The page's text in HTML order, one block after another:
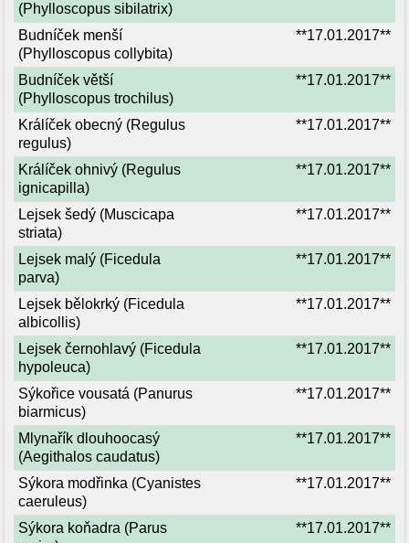
(Phylloscopus sibilatrix)
Budníček menší
(Phylloscopus collybita)
**17.01.2017**
Budníček větší
(Phylloscopus trochilus)
**17.01.2017**
Králíček obecný (Regulus
regulus)
**17.01.2017**
Králíček ohnivý (Regulus
ignicapilla)
**17.01.2017**
Lejsek šedý (Muscicapa
striata)
**17.01.2017**
Lejsek malý (Ficedula
parva)
**17.01.2017**
Lejsek bělokrký (Ficedula
albicollis)
**17.01.2017**
Lejsek černohlavý (Ficedula
hypoleuca)
**17.01.2017**
Sýkořice vousatá (Panurus
biarmicus)
**17.01.2017**
Mlynařík dlouhoocasý
(Aegithalos caudatus)
**17.01.2017**
Sýkora modřinka (Cyanistes
caeruleus)
**17.01.2017**
Sýkora koňadra (Parus
**17.01.2017**